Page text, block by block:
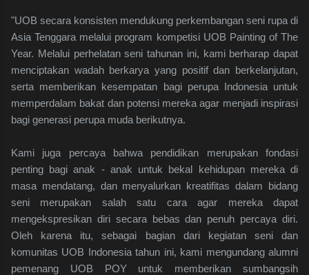
"UOB secara konsisten mendukung perkembangan seni rupa di
Asia Tenggara melalui program kompetisi UOB Painting of The
Year. Melalui perhelatan seni tahunan ini, kami berharap dapat
menciptakan wadah berkarya yang positif dan berkelanjutan,
serta memberikan kesempatan bagi perupa Indonesia untuk
memperdalam bakat dan potensi mereka agar menjadi inspirasi
bagi generasi perupa muda berikutnya.
Kami juga percaya bahwa pendidikan merupakan fondasi
penting bagi anak - anak untuk bekal kehidupan mereka di
masa mendatang, dan menyalurkan kreatifitas dalam bidang
seni merupakan salah satu cara agar mereka dapat
mengekspresikan diri secara bebas dan penuh percaya diri.
Oleh karena itu, sebagai bagian dari kegiatan seni dan
komunitas UOB Indonesia tahun ini, kami mengundang alumni
pemenang UOB POY untuk memberikan sumbangsih